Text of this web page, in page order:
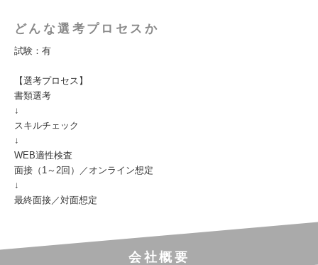
どんな選考プロセスか
試験：有
【選考プロセス】
書類選考
↓
スキルチェック
↓
WEB適性検査
面接（1～2回）／オンライン想定
↓
最終面接／対面想定
会社概要